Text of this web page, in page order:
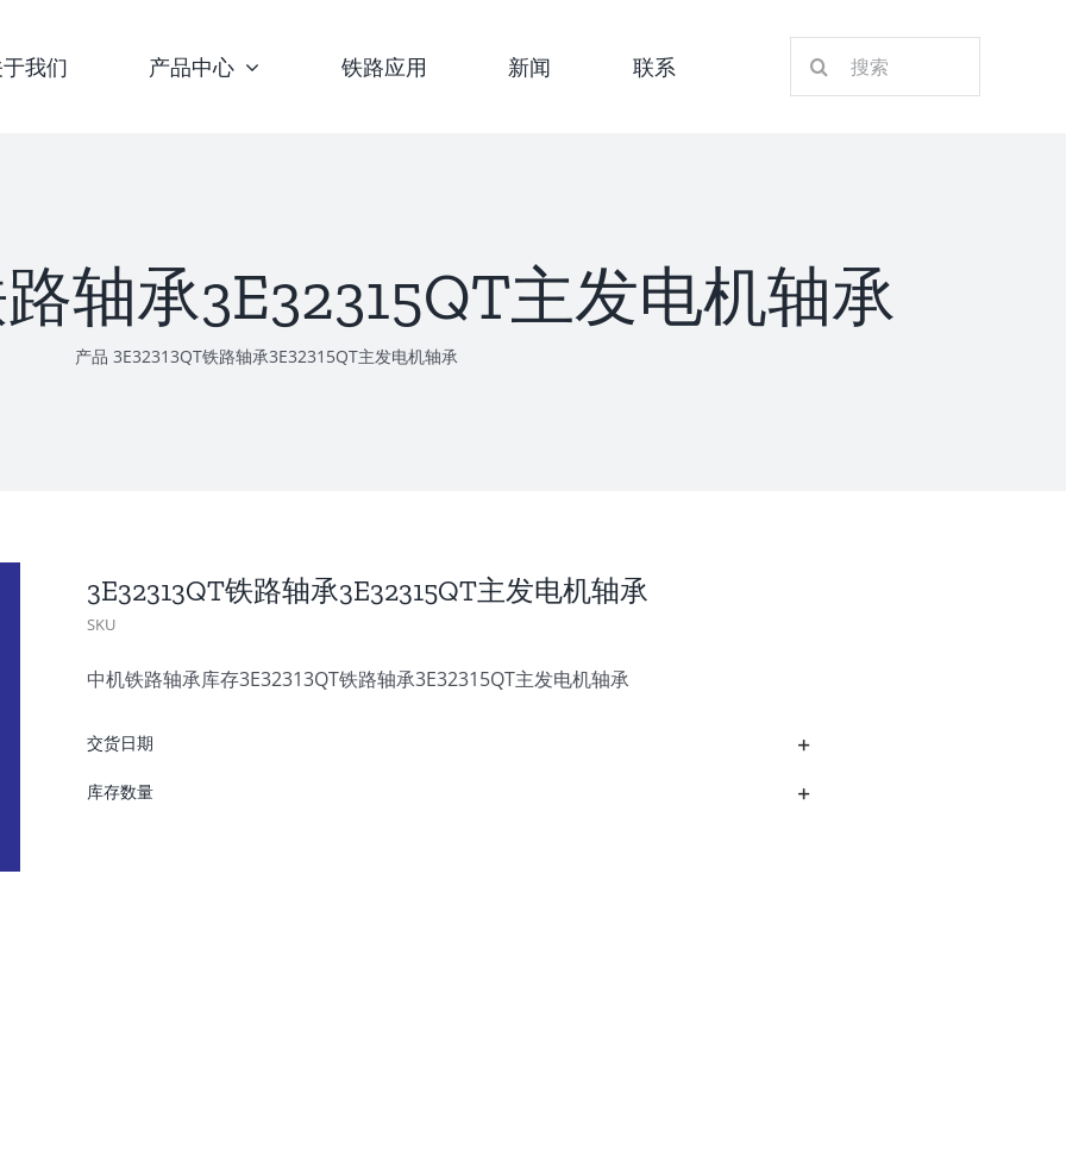
我们 产品中心 铁路应用 新闻 联系
轴承3E32315QT主发电机轴承
产品 3E32313QT铁路轴承3E32315QT主发电机轴承
3E32313QT铁路轴承3E32315QT主发电机轴承
SKU
中机铁路轴承库存3E32313QT铁路轴承3E32315QT主发电机轴承
交货日期
库存数量